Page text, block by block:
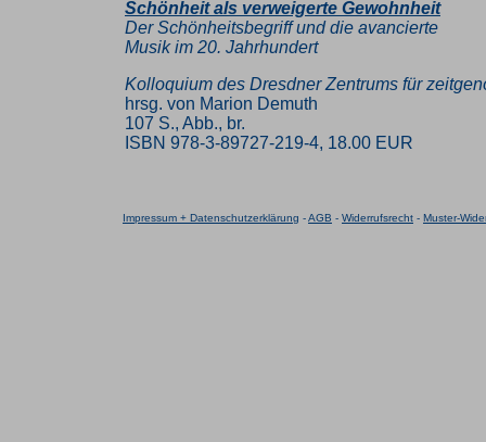
Schönheit als verweigerte Gewohnheit
Der Schönheitsbegriff und die avancierte
Musik im 20. Jahrhundert
Kolloquium des Dresdner Zentrums für
hrsg. von Marion Demuth
107 S., Abb., br.
ISBN 978-3-89727-219-4, 18.00 EUR
Impressum + Datenschutzerklärung -AGB - Widerrufsrecht - Muster-